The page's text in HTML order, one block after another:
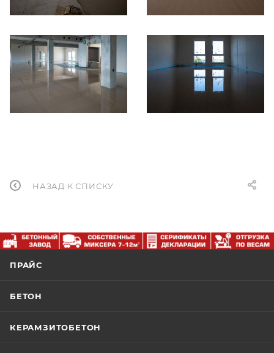
НАЗАД К СПИСКУ
ПРАЙС
БЕТОН
КЕРАМЗИТОБЕТОН